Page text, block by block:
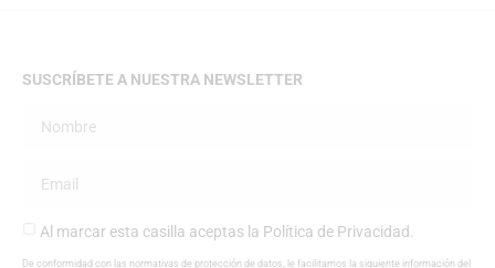
SUSCRÍBETE A NUESTRA NEWSLETTER
Al marcar esta casilla aceptas la Política de Privacidad.
De conformidad con las normativas de protección de datos, le facilitamos la siguiente información del